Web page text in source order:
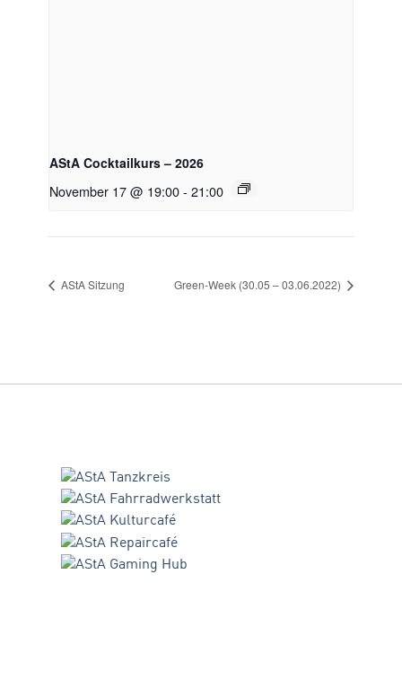
AStA Cocktailkurs – 2026
November 17 @ 19:00- 21:00
AStA Sitzung Green-Week (30.05 – 03.06.2022)